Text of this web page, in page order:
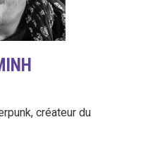
créateur du